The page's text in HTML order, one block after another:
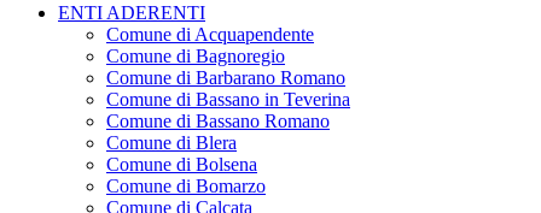
ENTI ADERENTI
Comune di Acquapendente
Comune di Bagnoregio
Comune di Barbarano Romano
Comune di Bassano in Teverina
Comune di Bassano Romano
Comune di Blera
Comune di Bolsena
Comune di Bomarzo
Comune di Calcata